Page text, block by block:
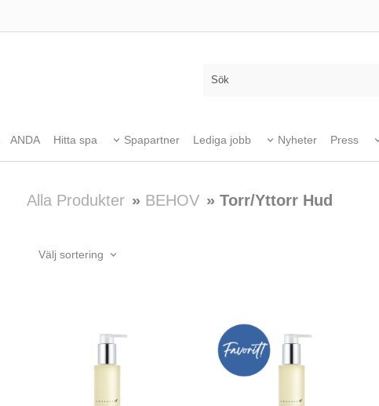
ANDA Hitta spa Spapartner Lediga jobb Nyheter Press
Alla Produkter » BEHOV » Torr/yttorr Hud
Välj sortering